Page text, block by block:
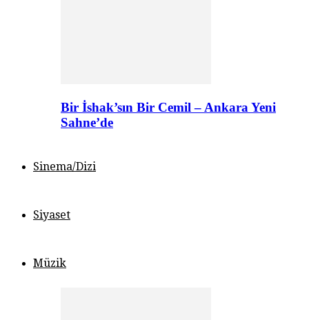
Bir İshak’sın Bir Cemil – Ankara Yeni
Sahne’de
Sinema/Dizi
Siyaset
Müzik